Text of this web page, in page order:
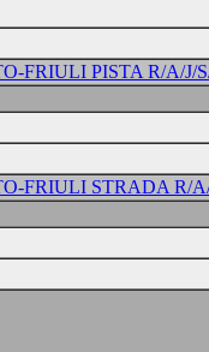
FRIULI PISTA R/A/J/
FRIULI STRADA R/